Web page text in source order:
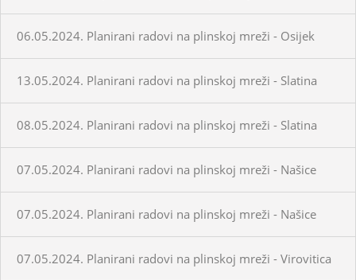
06.05.2024. Planirani radovi na plinskoj mreži - Osijek
13.05.2024. Planirani radovi na plinskoj mreži - Slatina
08.05.2024. Planirani radovi na plinskoj mreži - Slatina
07.05.2024. Planirani radovi na plinskoj mreži - Našice
07.05.2024. Planirani radovi na plinskoj mreži - Našice
07.05.2024. Planirani radovi na plinskoj mreži - Virovitica